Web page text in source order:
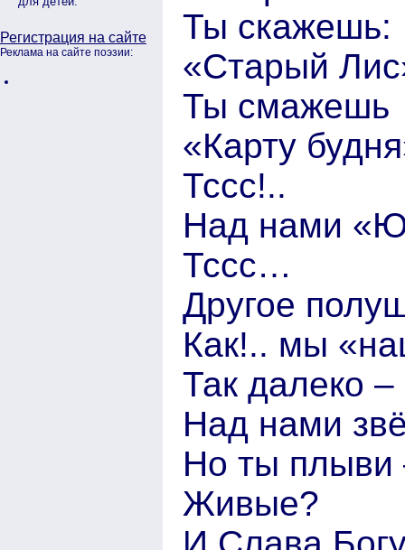
Регистрация на сайте
Реклама на сайте поэзии:
Ты скажешь:
«Старый
Ты смажешь
«Карту
Тссс!..
Над нами
Тссс…
Другое
Как!.. мы
Так далеко –
Над нами
Но ты плыви
Живые?